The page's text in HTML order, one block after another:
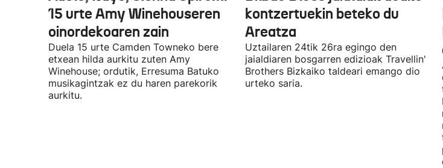
15 urte Amy Winehouseren
oinordekoaren zain
Duela 15 urte Camden Towneko bere
etxean hilda aurkitu zuten Amy
Winehouse; ordutik, Erresuma Batuko
musikagintzak ez du haren parekorik
aurkitu.
kontzertuekin beteko du
Areatza
Uztailaren 24tik 26ra egingo den
jaialdiaren bosgarren edizioak Travellin'
Brothers Bizkaiko taldeari emango dio
urteko saria.